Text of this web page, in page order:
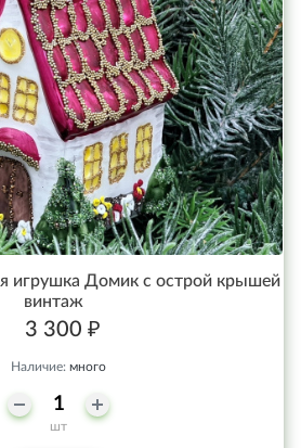
игрушка Домик с острой крышей
винтаж
3 300 ₽
Наличие: много
шт